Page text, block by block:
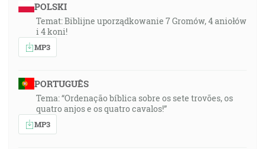
POLSKI
Temat: Biblijne uporządkowanie 7 Gromów, 4 aniołów
i 4 koni!
MP3
PORTUGUÊS
Tema: “Ordenação bíblica sobre os sete trovões, os
quatro anjos e os quatro cavalos!”
MP3